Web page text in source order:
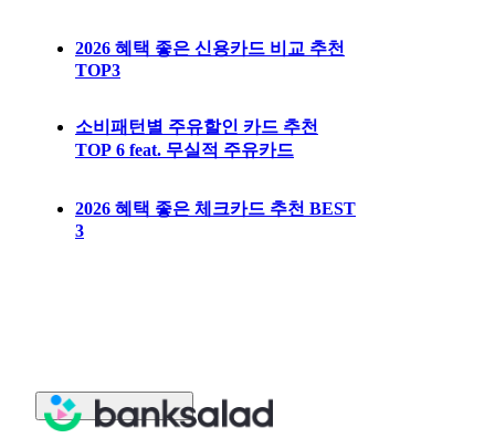
2026 혜택 좋은 신용카드 비교 추천
TOP3
소비패턴별 주유할인 카드 추천
TOP 6 feat. 무실적 주유카드
2026 혜택 좋은 체크카드 추천 BEST
3